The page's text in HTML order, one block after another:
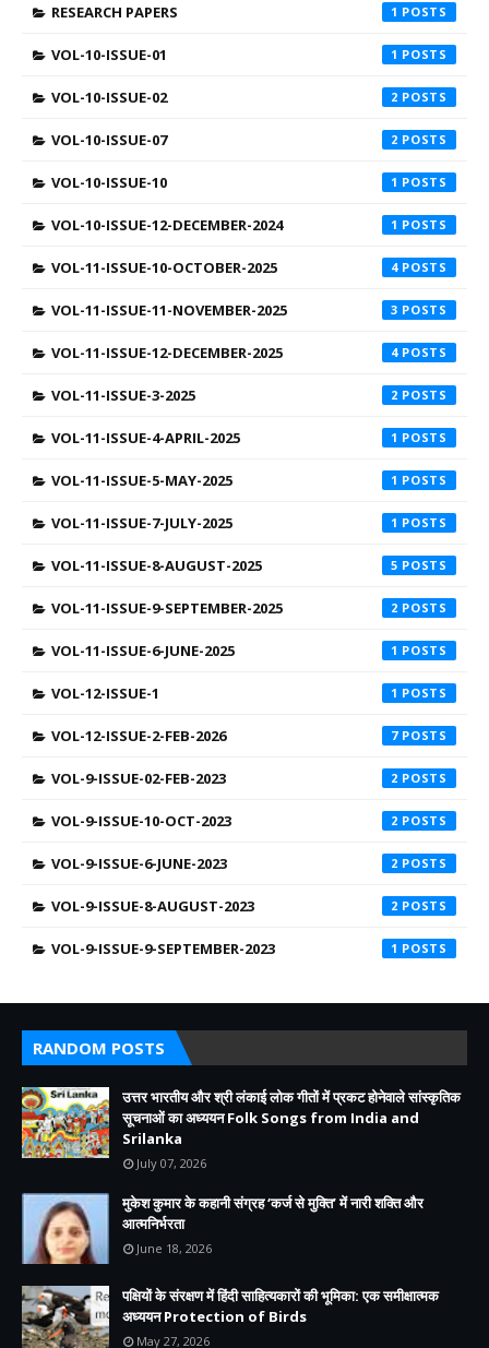
RESEARCH PAPERS 1
VOL-10-ISSUE-01 1
VOL-10-ISSUE-02 2
VOL-10-ISSUE-07 2
VOL-10-ISSUE-10 1
VOL-10-ISSUE-12-DECEMBER-2024 1
VOL-11-ISSUE-10-OCTOBER-2025 4
VOL-11-ISSUE-11-NOVEMBER-2025 3
VOL-11-ISSUE-12-DECEMBER-2025 4
VOL-11-ISSUE-3-2025 2
VOL-11-ISSUE-4-APRIL-2025 1
VOL-11-ISSUE-5-MAY-2025 1
VOL-11-ISSUE-7-JULY-2025 1
VOL-11-ISSUE-8-AUGUST-2025 5
VOL-11-ISSUE-9-SEPTEMBER-2025 2
VOL-11-ISSUE-6-JUNE-2025 1
VOL-12-ISSUE-1 1
VOL-12-ISSUE-2-FEB-2026 7
VOL-9-ISSUE-02-FEB-2023 2
VOL-9-ISSUE-10-OCT-2023 2
VOL-9-ISSUE-6-JUNE-2023 2
VOL-9-ISSUE-8-AUGUST-2023 2
VOL-9-ISSUE-9-SEPTEMBER-2023 1
RANDOM POSTS
उत्तर भारतीय और श्री लंकाई लोक गीतों में प्रकट होनेवाले सांस्कृतिक
सूचनाओं का अध्ययन Folk Songs from India and
Srilanka
July 07, 2026
मुकेश कुमार के कहानी संग्रह ‘कर्ज से मुक्ति’ में नारी शक्ति और
आत्मनिर्भरता
June 18, 2026
पक्षियों के संरक्षण में हिंदी साहित्यकारों की भूमिका: एक समीक्षात्मक
अध्ययन Protection of Birds
May 27, 2026